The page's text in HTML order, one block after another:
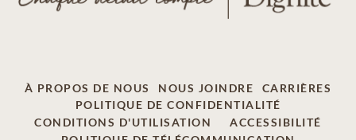
À PROPOS DE NOUS NOUS JOINDRE
CARRIÈRES
POLITIQUE DE CONFIDENTIALITÉ
CONDITIONS D'UTILISATION
ACCESSIBILITÉ